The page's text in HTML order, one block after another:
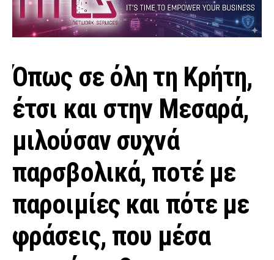
Όπως σε όλη τη Κρήτη,
έτσι και στην Μεσαρά,
μιλούσαν συχνά
παρσβολικά, ποτέ με
παροιμίες και πότε με
φράσεις, που μέσα